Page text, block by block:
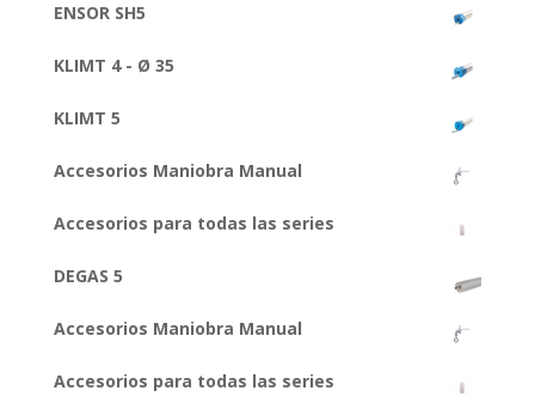
ENSOR SH5
KLIMT 4 - Ø 35
KLIMT 5
Accesorios Maniobra Manual
Accesorios para todas las series
DEGAS 5
Accesorios Maniobra Manual
Accesorios para todas las series